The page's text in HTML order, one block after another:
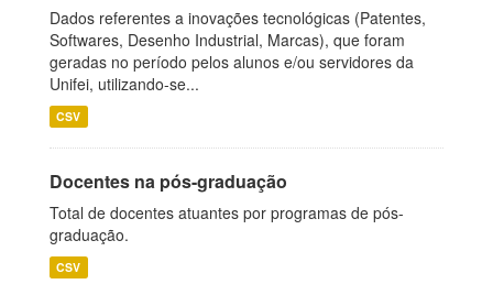
Dados referentes a inovações tecnológicas (Patentes,
Softwares, Desenho Industrial, Marcas), que foram
geradas no período pelos alunos e/ou servidores da
Unifei, utilizando-se...
CSV
Docentes na pós-graduação
Total de docentes atuantes por programas de pós-
graduação.
CSV